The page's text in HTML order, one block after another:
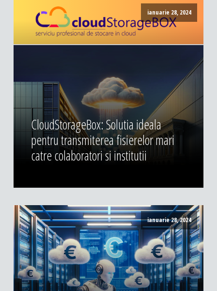
ianuarie 28, 2024
CloudStorageBox: Solutia ideala
pentru transmiterea fisierelor mari
catre colaboratori si institutii
ianuarie 28, 2024